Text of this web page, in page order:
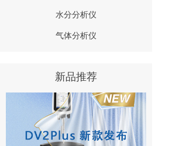
水分分析仪
气体分析仪
新品推荐